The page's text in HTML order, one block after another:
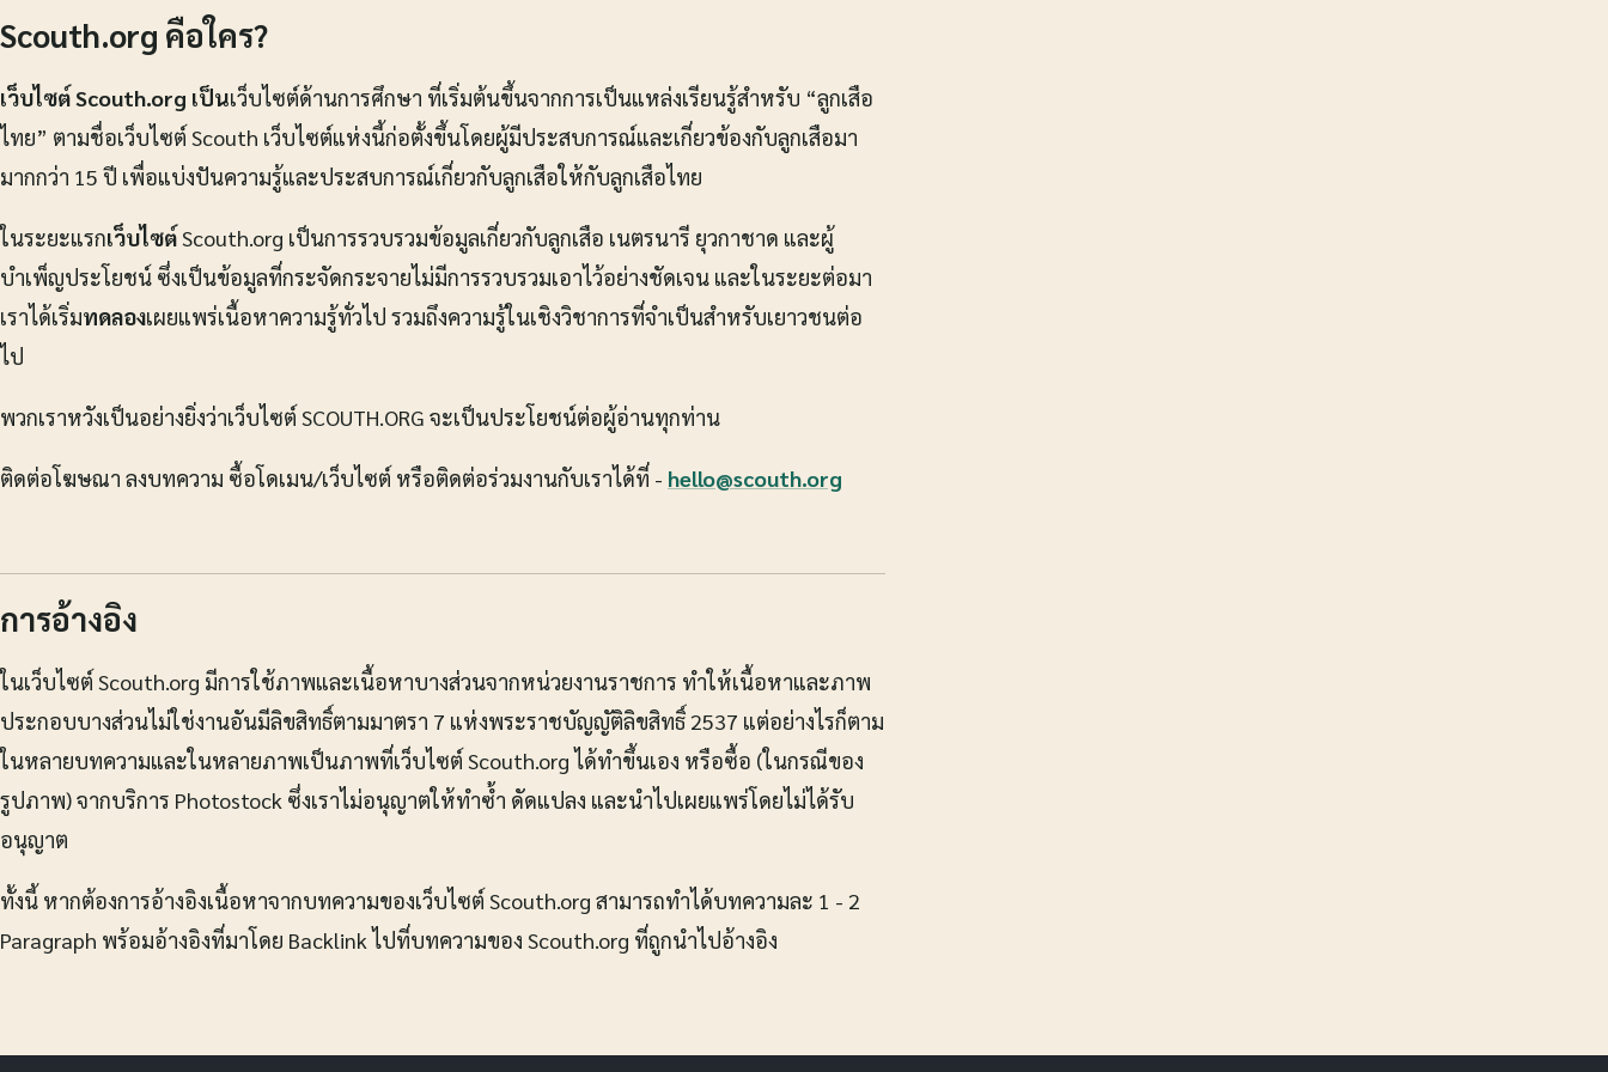
Scouth.org คือใคร?
เว็บไซต์ Scouth.org เป็นเว็บไซต์ด้านการศึกษา ที่เริ่มต้นขึ้นจากการเป็นแหล่งเรียนรู้สำหรับ “ลูกเสือ
ไทย” ตามชื่อเว็บไซต์ Scouth เว็บไซต์แห่งนี้ก่อตั้งขึ้นโดยผู้มีประสบการณ์และเกี่ยวข้องกับลูกเสือมา
มากกว่า 15 ปี เพื่อแบ่งปันความรู้และประสบการณ์เกี่ยวกับลูกเสือให้กับลูกเสือไทย
ในระยะแรกเว็บไซต์Scouth.org เป็นการรวบรวมข้อมูลเกี่ยวกับลูกเสือ เนตรนารี ยุวกาชาด และผู้
บำเพ็ญประโยชน์ ซึ่งเป็นข้อมูลที่กระจัดกระจายไม่มีการรวบรวมเอาไว้อย่างชัดเจน และในระยะต่อมา
เราได้เริ่มทดลองเผยแพร่เนื้อหาความรู้ทั่วไป รวมถึงความรู้ในเชิงวิชาการที่จำเป็นสำหรับเยาวชนต่อ
ไป
พวกเราหวังเป็นอย่างยิ่งว่าเว็บไซต์ SCOUTH.ORG จะเป็นประโยชน์ต่อผู้อ่านทุกท่าน
ติดต่อโฆษณา ลงบทความ ซื้อโดเมน/เว็บไซต์ หรือติดต่อร่วมงานกับเราได้ที่ - hello@scouth.org
การอ้างอิง
ในเว็บไซต์ Scouth.org มีการใช้ภาพและเนื้อหาบางส่วนจากหน่วยงานราชการ ทำให้เนื้อหาและภาพ
ประกอบบางส่วนไม่ใช่งานอันมีลิขสิทธิ์ตามมาตรา 7 แห่งพระราชบัญญัติลิขสิทธิ์ 2537 แต่อย่างไรก็ตาม
ในหลายบทความและในหลายภาพเป็นภาพที่เว็บไซต์ Scouth.org ได้ทำขึ้นเอง หรือซื้อ (ในกรณีของ
รูปภาพ) จากบริการ Photostock ซึ่งเราไม่อนุญาตให้ทำซ้ำ ดัดแปลง และนำไปเผยแพร่โดยไม่ได้รับ
อนุญาต
ทั้งนี้ หากต้องการอ้างอิงเนื้อหาจากบทความของเว็บไซต์ Scouth.org สามารถทำได้บทความละ 1 - 2
Paragraph พร้อมอ้างอิงที่มาโดย Backlink ไปที่บทความของ Scouth.org ที่ถูกนำไปอ้างอิง